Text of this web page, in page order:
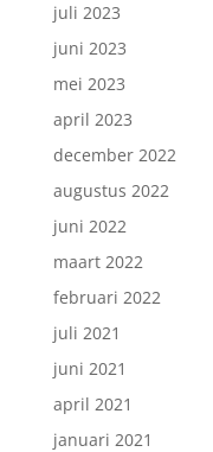
juli 2023
juni 2023
mei 2023
april 2023
december 2022
augustus 2022
juni 2022
maart 2022
februari 2022
juli 2021
juni 2021
april 2021
januari 2021